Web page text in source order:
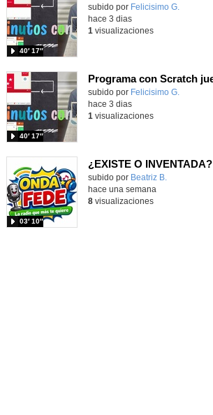
Contenido educativo.
subido por Felicisimo G.
40′ 17″
hace 3 dias
1 visualizaciones
Contenido educativo.
subido por Felicisimo G.
40′ 17″
hace 3 dias
1 visualizaciones
¿EXISTE O INVENTADA?
Contenido educativo.
subido por Beatriz B.
03′ 10″
hace una semana
8visualizaciones